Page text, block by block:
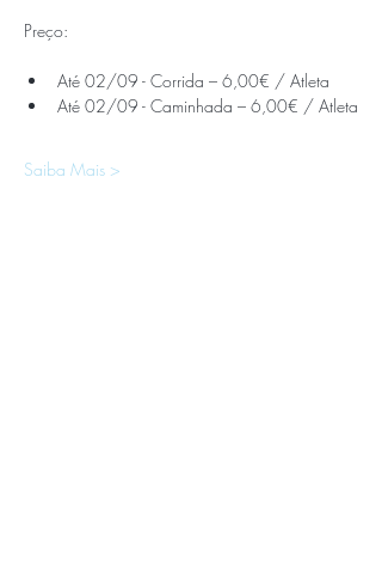
Preço:
Até 02/09 - Corrida – 6,00€ / Atleta
Até 02/09 - Caminhada – 6,00€ / Atleta
Saiba Mais >